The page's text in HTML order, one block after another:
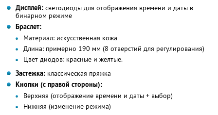
Дисплей: светодиоды для отображения времени и даты в
бинарном режиме
Браслет:
Материал: искусственная кожа
Длина: примерно 190 мм (8 отверстий для регулирования)
Цвет диодов: красные и желтые.
Застежка: классическая пряжка
Кнопки (с правой стороны):
Верхняя (отображение времени и даты + выбор)
Нижняя (изменение режима)